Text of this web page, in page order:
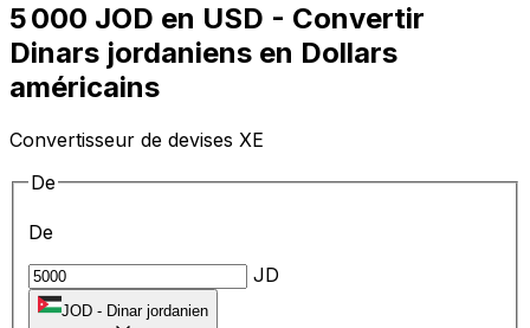
5 000 JOD en USD - Convertir
Dinars jordaniens en Dollars
américains
Convertisseur de devises XE
De
De
JD
JOD - Dinar jordanien